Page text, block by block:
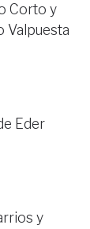
Corto y
Valpuesta
Eder
y